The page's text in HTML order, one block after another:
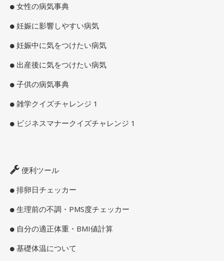
女性の病気事典
妊娠に影響しやすい病気
妊娠中に気をつけたい病気
出産後に気をつけたい病気
子供の病気事典
雑学クイズチャレンジ 1
ビジネスマナークイズチャレンジ 1
便利ツール
排卵日チェッカー
生理前の不調・PMS度チェッカー
自分の適正体重・BMI値計算
基礎体温について